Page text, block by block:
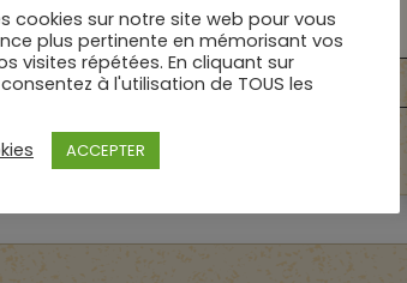
par : © PolicEmploi | le
cookies sur notre site web pour vous
plus pertinente en mémorisant vos
visites répétées. En cliquant sur
à l'utilisation de TOUS les
ACCEPTER